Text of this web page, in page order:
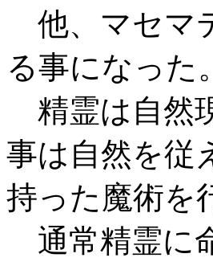
他、マセマ
る事になった。
精霊は自然
事は自然を従
持った魔術を
通常精霊に